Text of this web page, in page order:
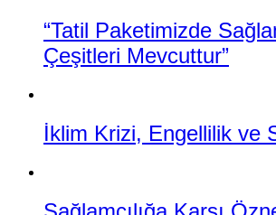
“Tatil Paketimizde
Çeşitleri Mevcuttur”
İklim Krizi, Engellilik ve